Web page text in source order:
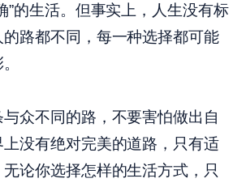
”的生活。但事实上，人生没有标
路都不同，每一种选择都可能
众不同的路，不要害怕做出自
没有绝对完美的道路，只有适
论你选择怎样的生活方式，只